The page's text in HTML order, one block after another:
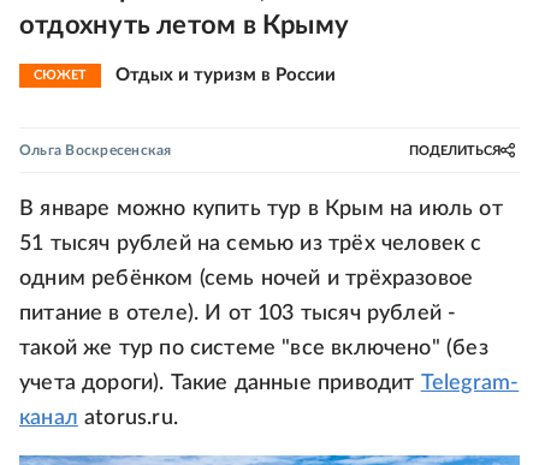
отдохнуть летом в Крыму
СЮЖЕТ Отдых и туризм в России
Ольга Воскресенская ПОДЕЛИТЬСЯ
В январе можно купить тур в Крым на июль от
51 тысяч рублей на семью из трёх человек с
одним ребёнком (семь ночей и трёхразовое
питание в отеле). И от 103 тысяч рублей -
такой же тур по системе "все включено" (без
учета дороги). Такие данные приводит Telegram-
канал atorus.ru.